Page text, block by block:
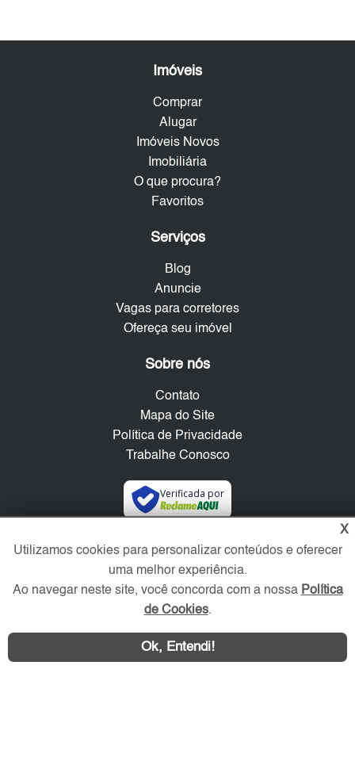
Imóveis
Comprar
Alugar
Imóveis Novos
Imobiliária
O que procura?
Favoritos
Serviços
Blog
Anuncie
Vagas para corretores
Ofereça seu imóvel
Sobre nós
Contato
Mapa do Site
Política de Privacidade
Trabalhe Conosco
Verificada por
Redes Sociais
X
Utilizamos cookies para personalizar conteúdos e oferecer
uma melhor experiência.
Ao navegar neste site, você concorda com a nossa Política
de Cookies.
Ok, Entendi!